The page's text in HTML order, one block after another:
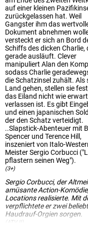
auf einer kleinen
zurückgelassen hat. Weil
Gangster ihm das
Dokument abnehmen
versteckt er sich an Bord
Schiffs des dicken Charlie,
gerade ausläuft. Clever
manipuliert Alan den
sodass Charlie
die Schatzinsel zuhält. Als
Land gehen, stellen sie
das Eiland nicht wie
verlassen ist. Es gibt
und einen japanischen
der den Schatz verteidigt.
..Slapstick-Abenteuer mit
Spencer und Terence Hill,
inszeniert von Italo-
Meister Sergio Corbucci
pflastern seinen Weg").
(3+)
Sergio Corbucci, der
amüsante Action-
Locations realisierte. Mit
verpflichtete er zwei
Haudrauf-Orgien sorgen.
(ATV II)